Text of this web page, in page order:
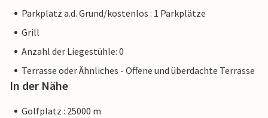
Parkplatz a.d. Grund/kostenlos : 1 Parkplätze
Grill
Anzahl der Liegestühle: 0
Terrasse oder Ähnliches - Offene und überdachte Terrasse
In der Nähe
Golfplatz : 25000 m